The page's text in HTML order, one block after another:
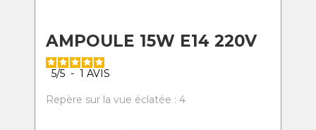
AMPOULE 15W E14 220V
5/5 - 1 AVIS
Repère sur la vue éclatée : 4